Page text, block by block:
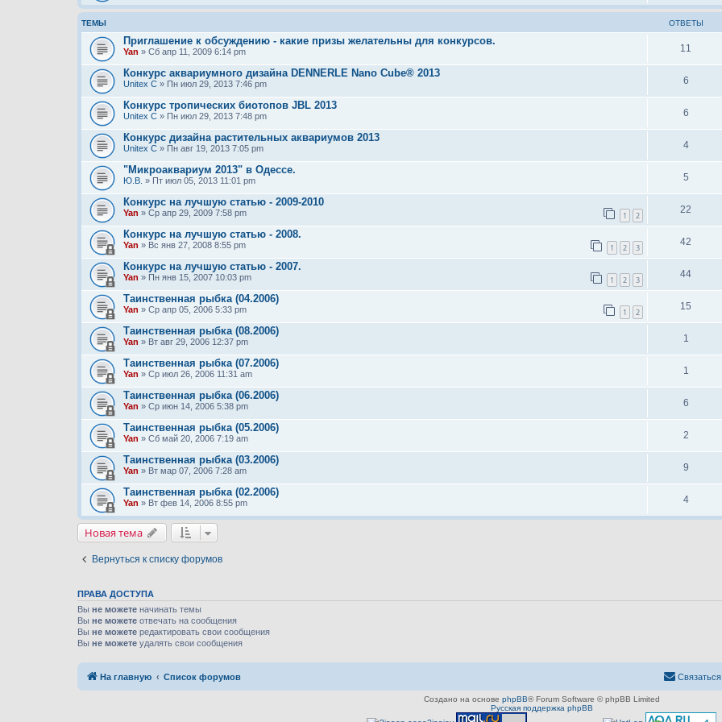
ТЕМЫ ОТВЕТЫ
Приглашение к обсуждению - какие призы желательны для конкурсов.
Yan » Сб апр 11, 2009 6:14 pm 11
Конкурс аквариумного дизайна DENNERLE Nano Cube® 2013
Unitex C » Пн июл 29, 2013 7:46 pm 6
Конкурс тропических биотопов JBL 2013
Unitex C » Пн июл 29, 2013 7:48 pm 6
Конкурс дизайна растительных аквариумов 2013
Unitex C » Пн авг 19, 2013 7:05 pm 4
"Микроаквариум 2013" в Одессе.
Ю.В. » Пт июл 05, 2013 11:01 pm 5
Конкурс на лучшую статью - 2009-2010
Yan » Ср апр 29, 2009 7:58 pm 1 2
22
Конкурс на лучшую статью - 2008.
Yan » Вс янв 27, 2008 8:55 pm 1 2 3
42
Конкурс на лучшую статью - 2007.
Yan » Пн янв 15, 2007 10:03 pm 1 2 3
44
Таинственная рыбка (04.2006)
Yan » Ср апр 05, 2006 5:33 pm 1 2
15
Таинственная рыбка (08.2006)
Yan » Вт авг 29, 2006 12:37 pm 1
Таинственная рыбка (07.2006)
Yan » Ср июл 26, 2006 11:31 am 1
Таинственная рыбка (06.2006)
Yan » Ср июн 14, 2006 5:38 pm 6
Таинственная рыбка (05.2006)
Yan » Сб май 20, 2006 7:19 am 2
Таинственная рыбка (03.2006)
Yan » Вт мар 07, 2006 7:28 am 9
Таинственная рыбка (02.2006)
Yan » Вт фев 14, 2006 8:55 pm 4
Новая тема
Вернуться к списку форумов
ПРАВА ДОСТУПА
Вы не можете начинать темы
Вы не можете отвечать на сообщения
Вы не можете редактировать свои сообщения
Вы не можете удалять свои сообщения
На главную Список форумов
Создано на основе phpBB® Forum Software © phpBB Limited
Русская поддержка phpBB